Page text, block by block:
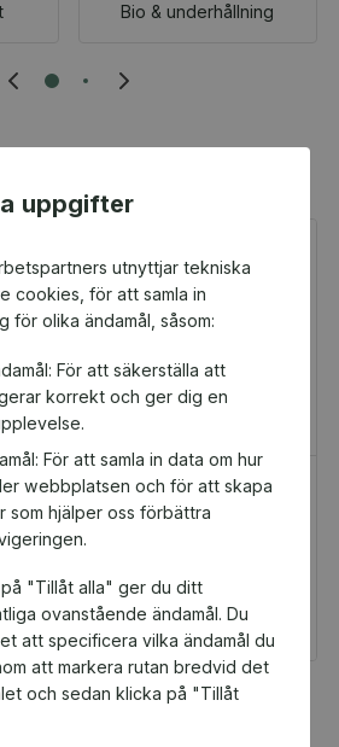
uppgifter
utnyttjar tekniska
cookies, för att samla in
för olika ändamål, såsom:
För att säkerställa att
korrekt och ger dig en
För att samla in data om hur
webbplatsen och för att skapa
som hjälper oss förbättra
"Tillåt alla" ger du ditt
ovanstående ändamål. Du
att specificera vilka ändamål du
att markera rutan bredvid det
och sedan klicka på "Tillåt
Bio & underhållning
5
Golfamore
Presentkort
Du och DIF FA2012 får
29,75 kr tillbaka